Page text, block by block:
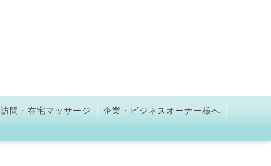
訪問・在宅マッサージ
企業・ビジネスオーナー様へ